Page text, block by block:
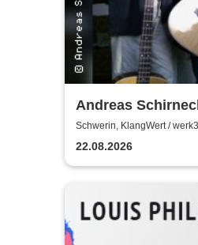
Andreas
Remember Klaus
Sommerkonzerte
Schwerin, KlangWert / werk3
22.08.2026